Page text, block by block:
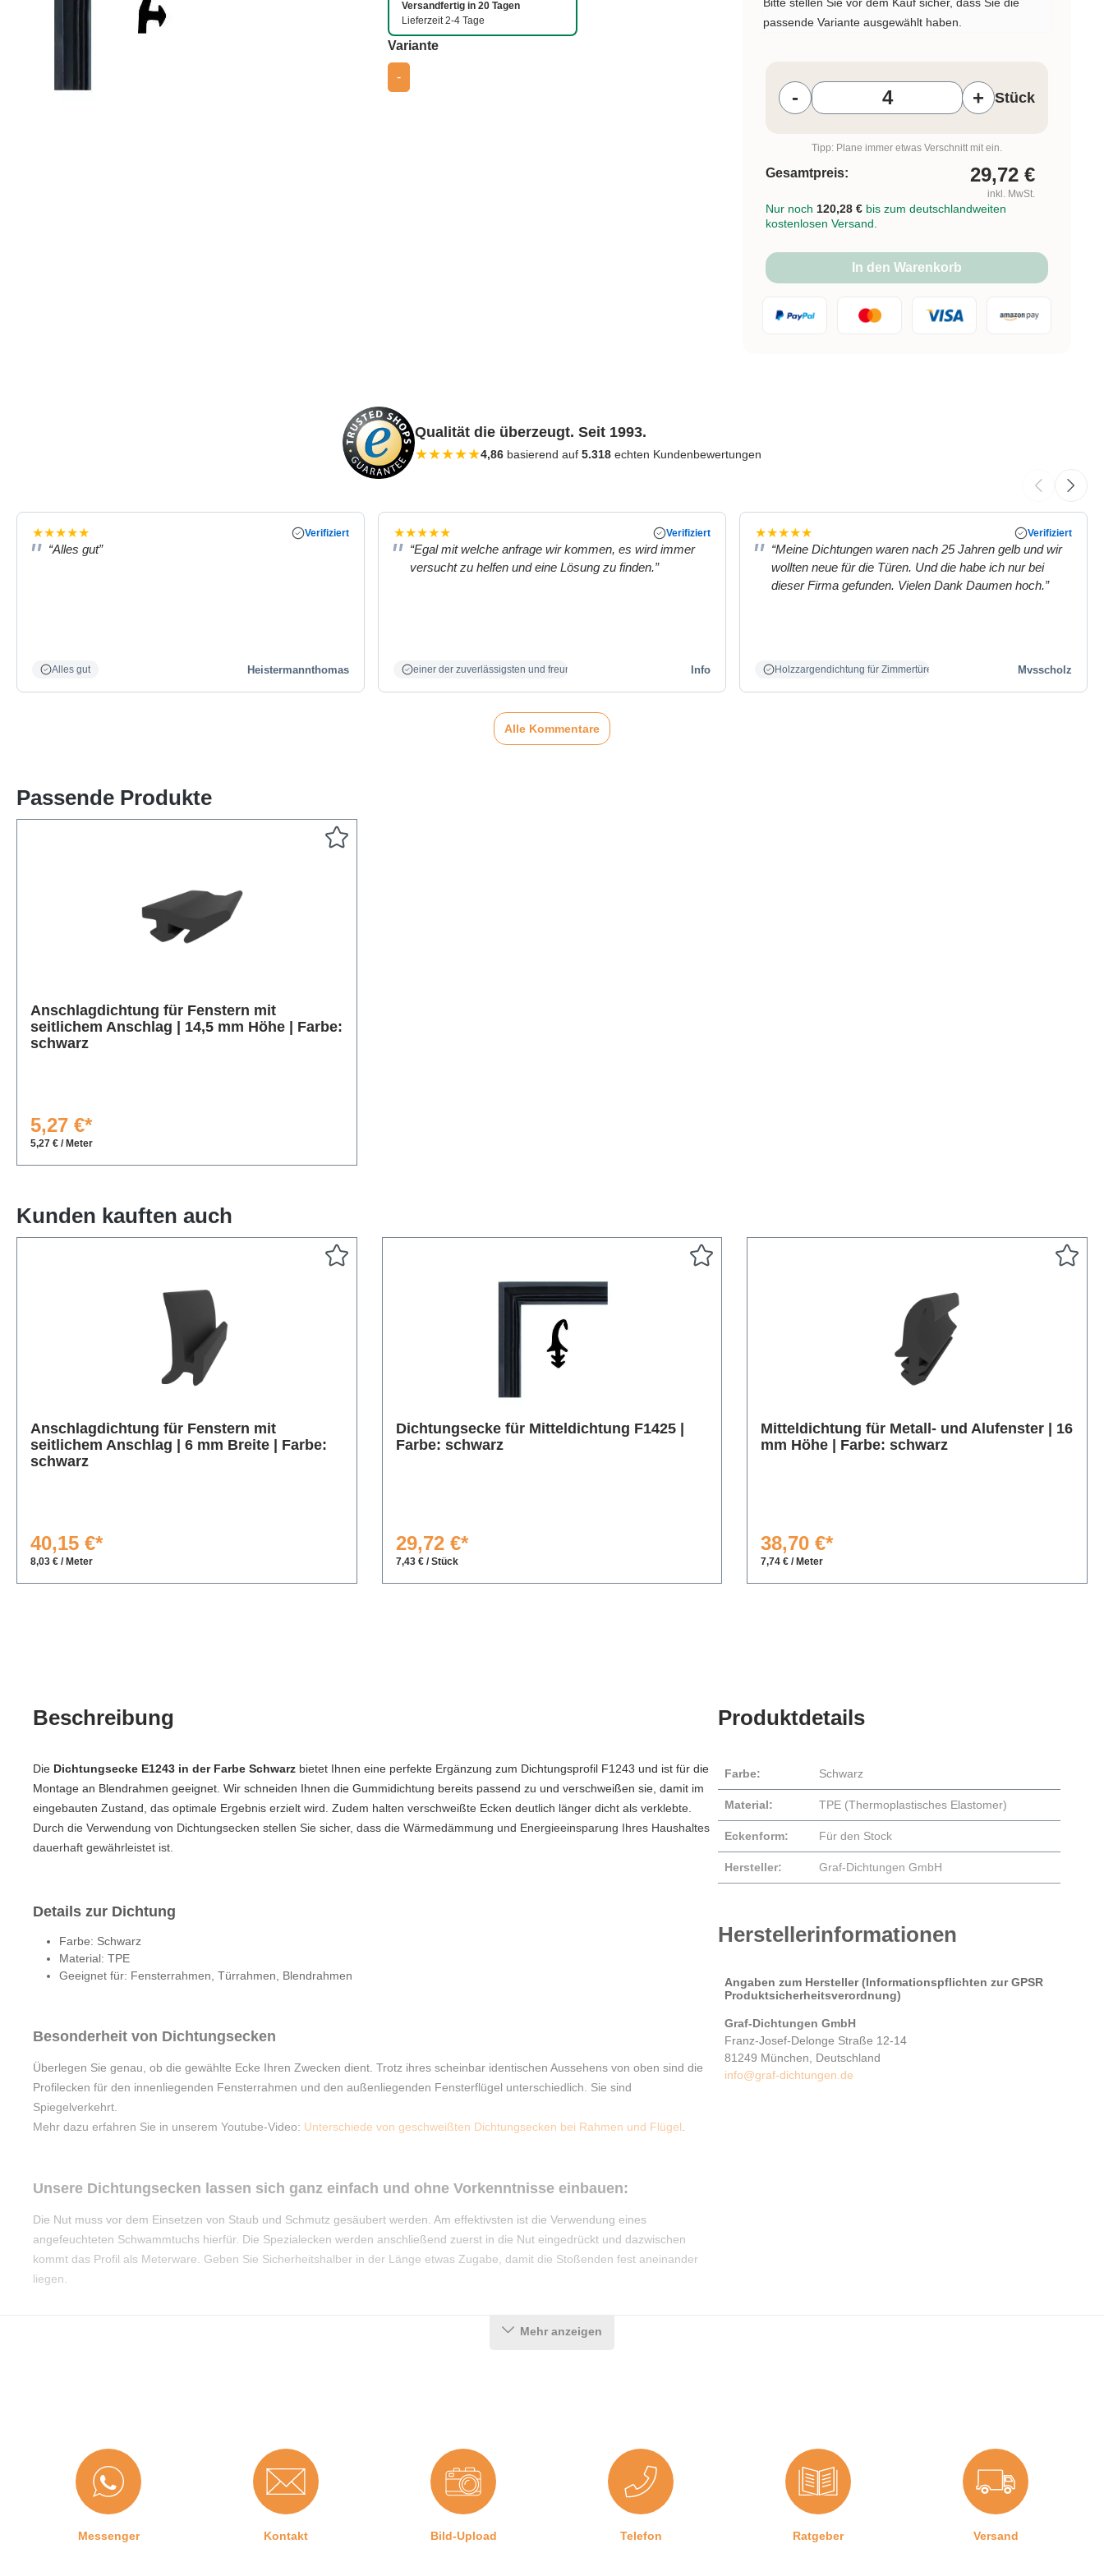
Versandfertig in 20 Tagen
Lieferzeit 2-4 Tage
Varianteauswählen
-
passende Variante ausgewählt haben.
-
+ Stück
Tipp: Plane immer etwas Verschnitt mit ein.
Gesamtpreis: 29,72 €
inkl. MwSt.
Nur noch 120,28 € bis zum deutschlandweiten
kostenlosen Versand.
In den Warenkorb
Qualität die überzeugt. Seit 1993.
★★★★★4,86 basierend auf 5.318 echten Kundenbewertungen
★★★★★ Verifiziert
“Alles gut”
Alles gut Heistermannthomas
★★★★★ Verifiziert
“Egal mit welche anfrage wir kommen, es wird immer
versucht zu helfen und eine Lösung zu finden.”
einer der zuverlässigsten und freundlichsten Partner Info
★★★★★ Verifiziert
“Meine Dichtungen waren nach 25 Jahren gelb und wir
wollten neue für die Türen. Und die habe ich nur bei
dieser Firma gefunden. Vielen Dank Daumen hoch.”
Holzzargendichtung für Zimmertüren weiß. Mvsscholz
Alle Kommentare
Passende Produkte
Anschlagdichtung für Fenstern mit
seitlichem Anschlag | 14,5 mm Höhe | Farbe:
schwarz
5,27 €*
5,27 € / Meter
Kunden kauften auch
Anschlagdichtung für Fenstern mit
seitlichem Anschlag | 6 mm Breite | Farbe:
schwarz
40,15 €*
8,03 € / Meter
Dichtungsecke für Mitteldichtung F1425 |
Farbe: schwarz
29,72 €*
7,43 € / Stück
Mitteldichtung für Metall- und Alufenster | 16
mm Höhe | Farbe: schwarz
38,70 €*
7,74 € / Meter
Beschreibung
Die Dichtungsecke E1243 in der Farbe Schwarz bietet Ihnen eine perfekte Ergänzung zum Dichtungsprofil F1243 und ist für die
Montage an Blendrahmen geeignet. Wir schneiden Ihnen die Gummidichtung bereits passend zu und verschweißen sie, damit im
eingebauten Zustand, das optimale Ergebnis erzielt wird. Zudem halten verschweißte Ecken deutlich länger dicht als verklebte.
Durch die Verwendung von Dichtungsecken stellen Sie sicher, dass die Wärmedämmung und Energieeinsparung Ihres Haushaltes
dauerhaft gewährleistet ist.
Details zur Dichtung
Farbe: Schwarz
Material: TPE
Geeignet für: Fensterrahmen, Türrahmen, Blendrahmen
Besonderheit von Dichtungsecken
Überlegen Sie genau, ob die gewählte Ecke Ihren Zwecken dient. Trotz ihres scheinbar identischen Aussehens von oben sind die
Profilecken für den innenliegenden Fensterrahmen und den außenliegenden Fensterflügel unterschiedlich. Sie sind
Spiegelverkehrt.
Mehr dazu erfahren Sie in unserem Youtube-Video: Unterschiede von geschweißten Dichtungsecken bei Rahmen und Flügel
Unsere Dichtungsecken lassen sich ganz einfach und ohne Vorkenntnisse einbauen:
Die Nut muss vor dem Einsetzen von Staub und Schmutz gesäubert werden. Am effektivsten ist die Verwendung eines
angefeuchteten Schwammtuchs hierfür. Die Spezialecken werden anschließend zuerst in die Nut eingedrückt und dazwischen
kommt das Profil als Meterware. Geben Sie Sicherheitshalber in der Länge etwas Zugabe, damit die Stoßenden fest aneinander
liegen.
Produktdetails
Farbe: Schwarz
Material: TPE (Thermoplastisches Elastomer)
Eckenform: Für den Stock
Hersteller: Graf-Dichtungen GmbH
Herstellerinformationen
Angaben zum Hersteller (Informationspflichten zur GPSR
Produktsicherheitsverordnung)
Graf-Dichtungen GmbH
Franz-Josef-Delonge Straße 12-14
81249 München, Deutschland
info@graf-dichtungen.de
Mehr anzeigen
Messenger Kontakt Bild-Upload Telefon Ratgeber Versand